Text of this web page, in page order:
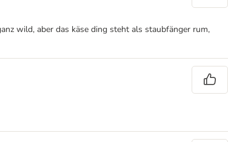
wild, aber das käse ding steht als staubfänger rum,